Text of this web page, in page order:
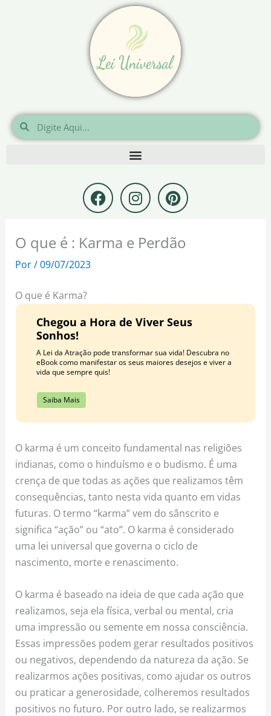
Pesquisar
Pesquisar
F
a
c
e
b
I
n
s
t
a
m
P
i
n
t
e
t
O que é : Karma e Perdão
Por/09/07/2023
O que é Karma?
Chegou a Hora de Viver Seus
Sonhos!
A Lei da Atração pode transformar sua vida! Descubra no
eBook como manifestar os seus maiores desejos e viver a
vida que sempre quis!
Saiba Mais
O karma é um conceito fundamental nas religiões
indianas, como o hinduísmo e o budismo. É uma
crença de que todas as ações que realizamos têm
consequências, tanto nesta vida quanto em vidas
futuras. O termo “karma” vem do sânscrito e
significa “ação” ou “ato”. O karma é considerado
uma lei universal que governa o ciclo de
nascimento, morte e renascimento.
O karma é baseado na ideia de que cada ação que
realizamos, seja ela física, verbal ou mental, cria
uma impressão ou semente em nossa consciência.
Essas impressões podem gerar resultados positivos
ou negativos, dependendo da natureza da ação. Se
realizarmos ações positivas, como ajudar os outros
ou praticar a generosidade, colheremos resultados
positivos no futuro. Por outro lado, se realizarmos